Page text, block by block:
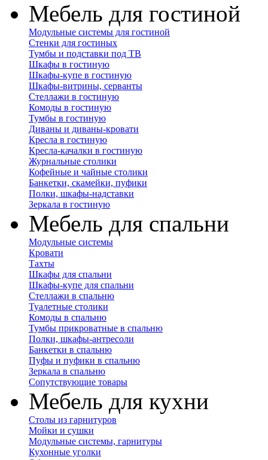
Мебель для гостиной
Модульные системы для гостиной
Стенки для гостиных
Тумбы и подставки под ТВ
Шкафы в гостиную
Шкафы-купе в гостиную
Шкафы-витрины, серванты
Стеллажи в гостиную
Комоды в гостиную
Тумбы в гостиную
Диваны и диваны-кровати
Кресла в гостиную
Кресла-качалки в гостиную
Журнальные столики
Кофейные и чайные столики
Банкетки, скамейки, пуфики
Полки, шкафы-надставки
Зеркала в гостиную
Мебель для спальни
Модульные системы
Кровати
Тахты
Шкафы для спальни
Шкафы-купе для спальни
Стеллажи в спальню
Туалетные столики
Комоды в спальню
Тумбы прикроватные в спальню
Полки, шкафы-антресоли
Банкетки в спальню
Пуфы и пуфики в спальню
Зеркала в спальню
Сопутствующие товары
Мебель для кухни
Столы из гарнитуров
Мойки и сушки
Модульные системы, гарнитуры
Кухонные уголки